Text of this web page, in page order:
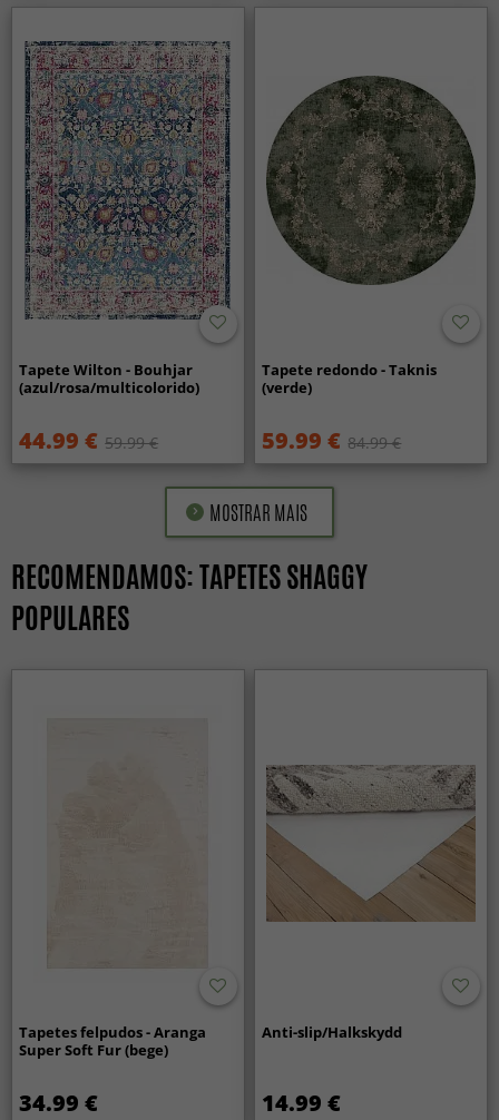
Tapete Wilton - Bouhjar
(azul/rosa/multicolorido)
44.99 € 59.99 €
Tapete redondo - Taknis
(verde)
59.99 € 84.99 €
MOSTRAR MAIS
RECOMENDAMOS: TAPETES SHAGGY
POPULARES
Tapetes felpudos - Aranga
Super Soft Fur (bege)
34.99 €
Anti-slip/Halkskydd
14.99 €